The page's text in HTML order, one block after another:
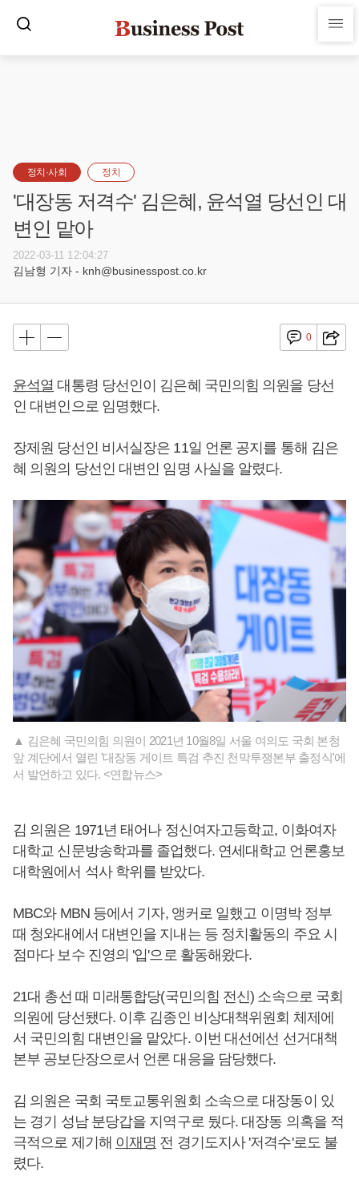
정치·사회 정치
'대장동 저격수' 김은혜, 윤석열 당선인 대
변인 맡아
2022-03-11 12:04:27
김남형 기자 - knh@businesspost.co.kr
0
윤석열 대통령 당선인이 김은혜 국민의힘 의원을 당선
인 대변인으로 임명했다.
장제원 당선인 비서실장은 11일 언론 공지를 통해 김은
혜 의원의 당선인 대변인 임명 사실을 알렸다.
▲ 김은혜 국민의힘 의원이 2021년 10월8일 서울 여의도 국회 본청
앞 계단에서 열린 '대장동 게이트 특검 추진 천막투쟁본부 출정식'에
서 발언하고 있다. <연합뉴스>
김 의원은 1971년 태어나 정신여자고등학교, 이화여자
대학교 신문방송학과를 졸업했다. 연세대학교 언론홍보
대학원에서 석사 학위를 받았다.
MBC와 MBN 등에서 기자, 앵커로 일했고 이명박 정부
때 청와대에서 대변인을 지내는 등 정치활동의 주요 시
점마다 보수 진영의 '입'으로 활동해왔다.
21대 총선 때 미래통합당(국민의힘 전신) 소속으로 국회
의원에 당선됐다. 이후 김종인 비상대책위원회 체제에
서 국민의힘 대변인을 맡았다. 이번 대선에선 선거대책
본부 공보단장으로서 언론 대응을 담당했다.
김 의원은 국회 국토교통위원회 소속으로 대장동이 있
는 경기 성남 분당갑을 지역구로 뒀다. 대장동 의혹을 적
극적으로 제기해 이재명 전 경기도지사 '저격수'로도 불
렸다.